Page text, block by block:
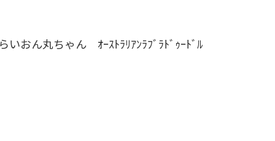
いおん丸ちゃん ｵｰｽﾄﾗﾘｱﾝﾗﾌﾞﾗﾄﾞｩｰﾄﾞﾙ